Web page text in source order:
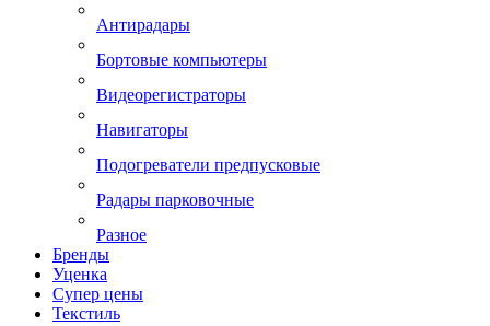
Антирадары
Бортовые компьютеры
Видеорегистраторы
Навигаторы
Подогреватели предпусковые
Радары парковочные
Разное
Бренды
Уценка
Супер цены
Текстиль